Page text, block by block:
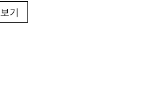
보기